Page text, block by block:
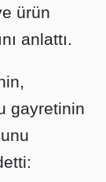
ürün
anlattı.
gayretinin